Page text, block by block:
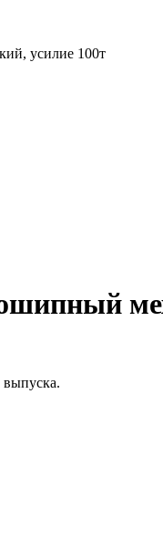
усилие 100т